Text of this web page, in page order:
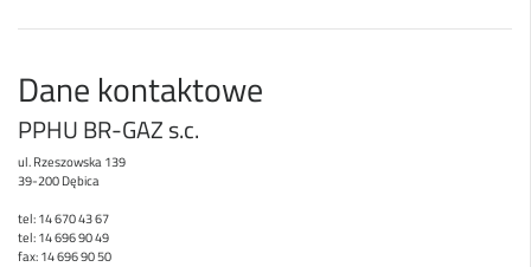
Dane kontaktowe
PPHU BR-GAZ s.c.
ul. Rzeszowska 139
39-200 Dębica
tel: 14 670 43 67
tel: 14 696 90 49
fax: 14 696 90 50